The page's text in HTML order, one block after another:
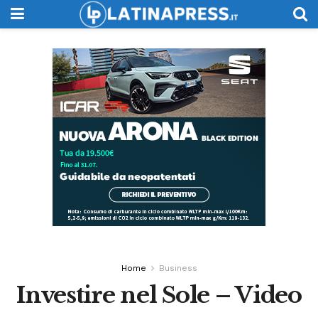
Home Business
Investire nel Sole – Video